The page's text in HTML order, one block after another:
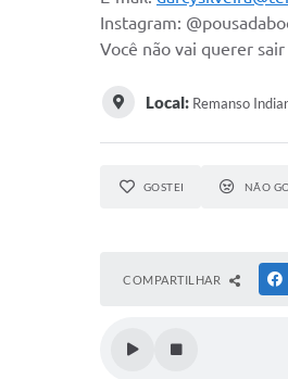
Instagram:
Você não vai querer
Local: Remanso
GOSTEI NÃO
COMPARTILHAR